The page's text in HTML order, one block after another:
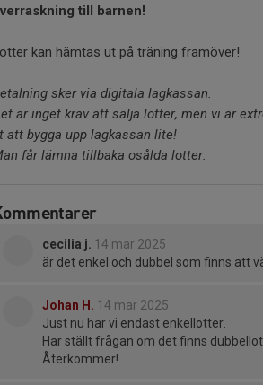
till barnen!
kan hämtas ut på träning framöver!
sker via digitala lagkassan.
är inget krav att sälja lotter, men vi är
att bygga upp lagkassan lite!
får lämna tillbaka osålda lotter.
cecilia j. 14 mar 2025
är det enkel och dubbel som finns att
Johan H. 14 mar 2025
Just nu har vi endast enkellotter.
Har ställt frågan om det finns
Återkommer!